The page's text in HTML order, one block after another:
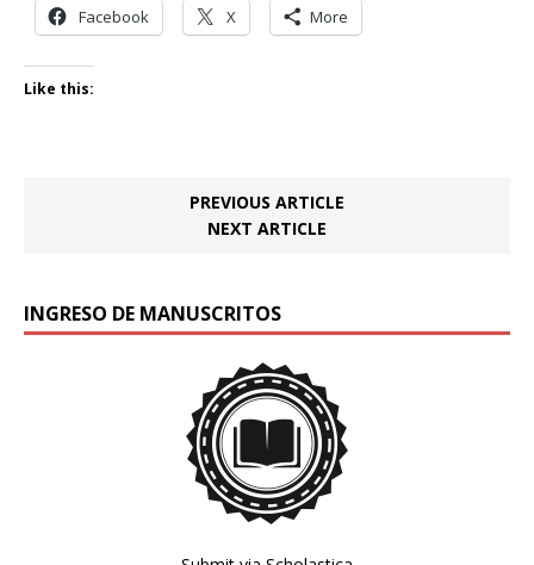
Facebook X More
Like this:
PREVIOUS ARTICLE
NEXT ARTICLE
INGRESO DE MANUSCRITOS